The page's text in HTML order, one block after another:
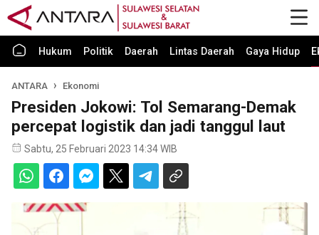
Hukum Politik Daerah Lintas Daerah Gaya Hidup
ANTARA Ekonomi
Presiden Jokowi: Tol Semarang-Demak
percepat logistik dan jadi tanggul laut
Sabtu, 25 Februari 2023 14:34 WIB